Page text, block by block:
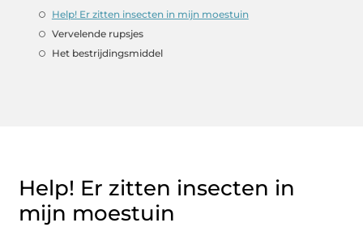
Help! Er zitten insecten in mijn moestuin
Vervelende rupsjes
Het bestrijdingsmiddel
Help! Er zitten insecten in
mijn moestuin